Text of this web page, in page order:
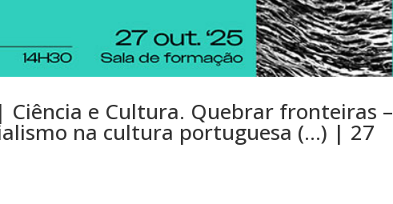
| Ciência e Cultura. Quebrar fronteiras –
na cultura portuguesa (…) | 27